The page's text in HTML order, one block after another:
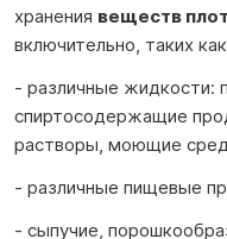
хранения веществ
включительно, таких
- различные жидкости:
спиртосодержащие
растворы, моющие
- различные пищевые
- сыпучие,